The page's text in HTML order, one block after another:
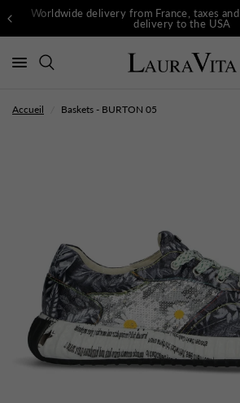
Worldwide delivery from France, taxes
delivery to the USA
Accueil Baskets - BURTON 05